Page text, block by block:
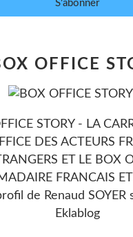
OFFICE
STORY - LA
DES ACTEURS
ET LE BOX
FRANCAIS
de Renaud SOYER
Eklablog